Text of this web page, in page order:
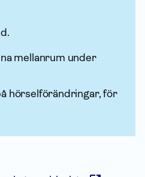
mellanrum under
hörselförändringar, för